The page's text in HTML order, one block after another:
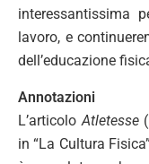
interessantissima
lavoro, e
dell’educazione
Annotazioni
L’articolo Atletesse
in “La Cultura